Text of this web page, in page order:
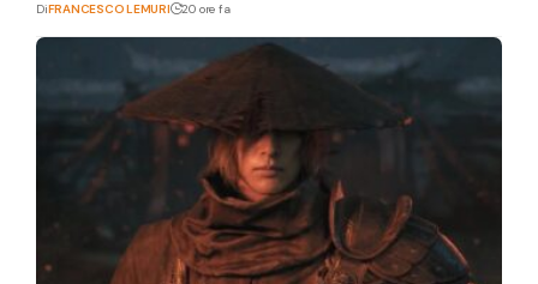
DiFRANCESCO LEMURI 20 ore fa